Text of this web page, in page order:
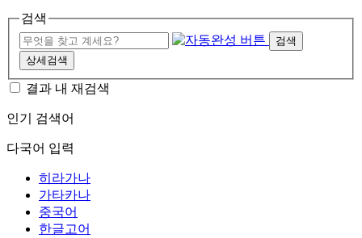
검색
검색
상세검색
결과 내 재검색
인기 검색어
다국어 입력
히라가나
가타카나
중국어
한글고어